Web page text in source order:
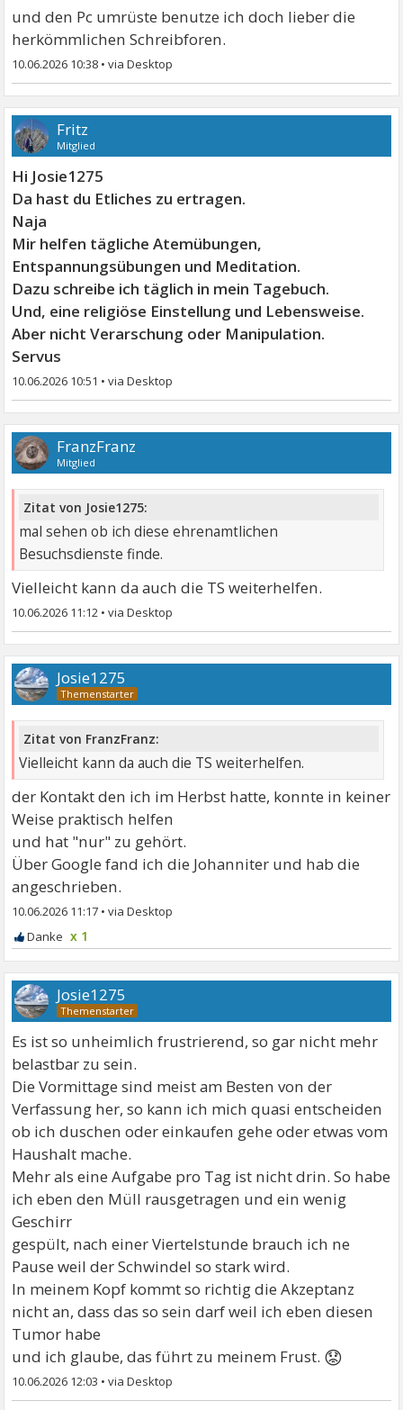
und den Pc umrüste benutze ich doch lieber die
herkömmlichen Schreibforen.
10.06.2026 10:38 •
Fritz
Mitglied
Hi Josie1275
Da hast du Etliches zu ertragen.
Naja
Mir helfen tägliche Atemübungen,
Entspannungsübungen und Meditation.
Dazu schreibe ich täglich in mein Tagebuch.
Und, eine religiöse Einstellung und Lebensweise.
Aber nicht Verarschung oder Manipulation.
Servus
10.06.2026 10:51 •
FranzFranz
Mitglied
Zitat von Josie1275:
mal sehen ob ich diese ehrenamtlichen
Besuchsdienste finde.
Vielleicht kann da auch die TS weiterhelfen.
10.06.2026 11:12 •
Josie1275
Zitat von FranzFranz:
Vielleicht kann da auch die TS weiterhelfen.
der Kontakt den ich im Herbst hatte, konnte in keiner
Weise praktisch helfen
und hat "nur" zu gehört.
Über Google fand ich die Johanniter und hab die
angeschrieben.
10.06.2026 11:17 •
x 1
Josie1275
Es ist so unheimlich frustrierend, so gar nicht mehr
belastbar zu sein.
Die Vormittage sind meist am Besten von der
Verfassung her, so kann ich mich quasi entscheiden
ob ich duschen oder einkaufen gehe oder etwas vom
Haushalt mache.
Mehr als eine Aufgabe pro Tag ist nicht drin. So habe
ich eben den Müll rausgetragen und ein wenig
Geschirr
gespült, nach einer Viertelstunde brauch ich ne
Pause weil der Schwindel so stark wird.
In meinem Kopf kommt so richtig die Akzeptanz
nicht an, dass das so sein darf weil ich eben diesen
Tumor habe
und ich glaube, das führt zu meinem Frust. 😟
10.06.2026 12:03 •